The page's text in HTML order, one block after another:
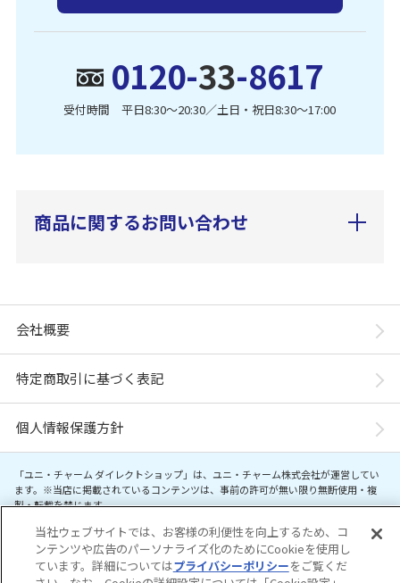
0120-33-8617
受付時間 平日8:30〜20:30／土日・祝日8:30〜17:00
商品に関するお問い合わせ
会社概要
特定商取引に基づく表記
個人情報保護方針
Copyright© Unicharm Corporation
「ユニ・チャーム ダイレクトショップ」は、ユニ・チャーム株式会社が運営してい
ます。※当店に掲載されているコンテンツは、事前の許可が無い限り無断使用・複
製・転載を禁じます。
当社ウェブサイトでは、お客様の利便性を向上するため、コ
ンテンツや広告のパーソナライズ化のためにCookieを使用し
ています。詳細についてはプライバシーポリシーをご覧くだ